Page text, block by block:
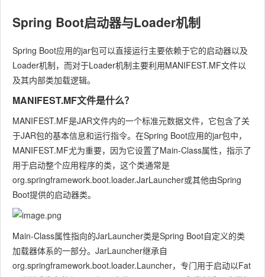
Spring Boot启动器与Loader机制
Spring Boot应用的jar包可以直接运行主要依赖于它的启动器以及
Loader机制，而对于Loader机制主要利用MANIFEST.MF文件以
及其内部类加载逻辑。
MANIFEST.MF文件是什么？
MANIFEST.MF是JAR文件内的一个标准元数据文件，它包含了关
于JAR包的基本信息和运行指令。在Spring Boot应用的jar包中，
MANIFEST.MF尤为重要，因为它设置了Main-Class属性，指示了
用于启动整个应用程序的类，这个类通常是
org.springframework.boot.loader.JarLauncher或其他由Spring
Boot提供的启动器类。
Main-Class属性指向的JarLauncher类是Spring Boot自定义的类
加载器体系的一部分。 JarLauncher继承自
org.springframework.boot.loader.Launcher，专门用于启动以Fat